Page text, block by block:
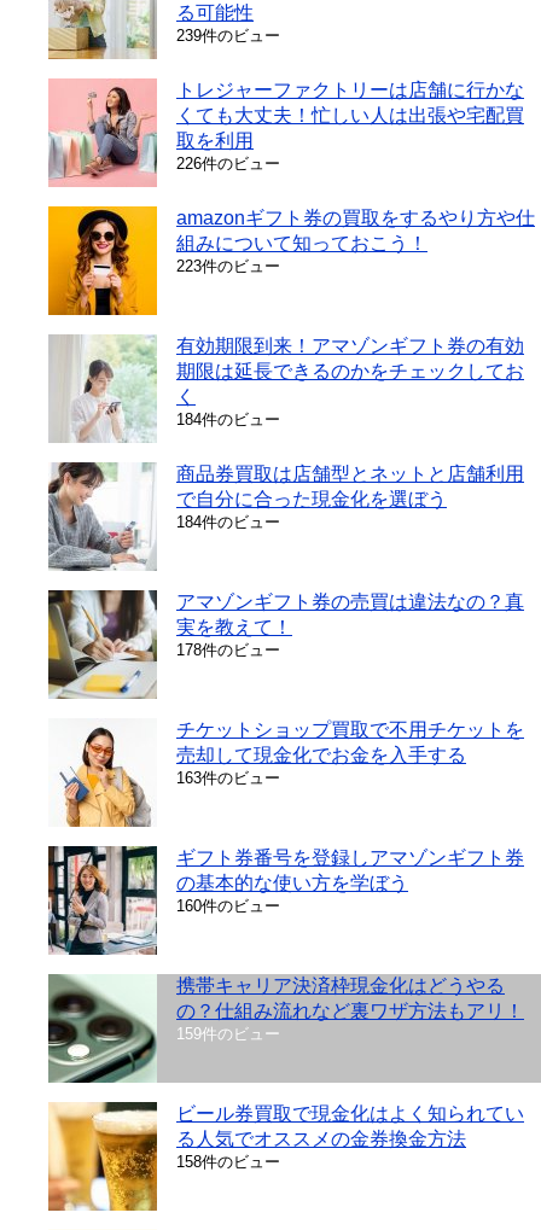
る可能性
239件のビュー
トレジャーファクトリーは店舗に行かな
くても大丈夫！忙しい人は出張や宅配買
取を利用
226件のビュー
amazonギフト券の買取をするやり方や仕
組みについて知っておこう！
223件のビュー
有効期限到来！アマゾンギフト券の有効
期限は延長できるのかをチェックしてお
く
184件のビュー
商品券買取は店舗型とネットと店舗利用
で自分に合った現金化を選ぼう
184件のビュー
アマゾンギフト券の売買は違法なの？真
実を教えて！
178件のビュー
チケットショップ買取で不用チケットを
売却して現金化でお金を入手する
163件のビュー
ギフト券番号を登録しアマゾンギフト券
の基本的な使い方を学ぼう
160件のビュー
携帯キャリア決済枠現金化はどうやる
の？仕組み流れなど裏ワザ方法もアリ！
159件のビュー
ビール券買取で現金化はよく知られてい
る人気でオススメの金券換金方法
158件のビュー